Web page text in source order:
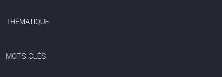
THÉMATIQUE
MOTS CLÉS